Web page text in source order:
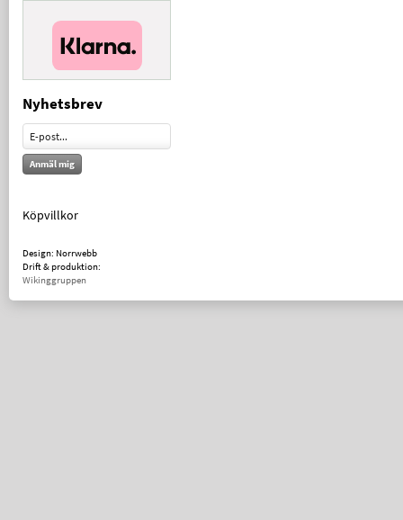
Nyhetsbrev
Anmäl mig
Köpvillkor
Design: Norrwebb
Drift & produktion:
Wikinggruppen